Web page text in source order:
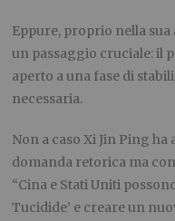
Eppure, proprio nella sua
un passaggio cruciale: il
aperto a una fase di
necessaria.
Non a caso Xi Jin Ping
domanda retorica ma
“Cina e Stati Uniti
Tucidide’ e creare un